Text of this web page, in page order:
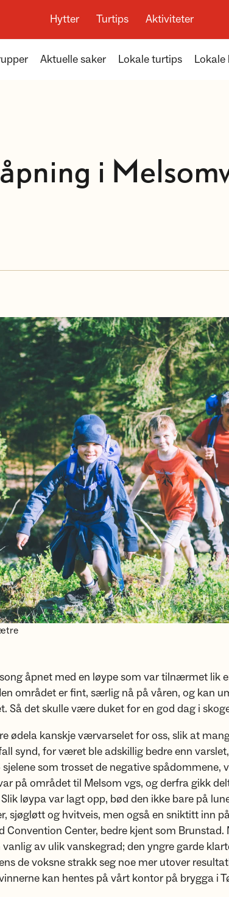
Hytter Turtips Aktiviteter
Aktuelle saker Lokale turtips
i
åpnet med en løype som var tilnærmet lik
området er fint, særlig nå på våren, og kan
Så det skulle være duket for en god dag i
ødela kanskje værvarselet for oss, slik at
synd, for været ble adskillig bedre enn
sjelene som trosset de negative
på området til Melsom vgs, og derfra gikk
løypa var lagt opp, bød den ikke bare på
sjøgløtt og hvitveis, men også en sniktitt inn
Convention Center, bedre kjent som
av ulik vanskegrad; den yngre garde
de voksne strakk seg noe mer utover
kan hentes på vårt kontor på brygga i